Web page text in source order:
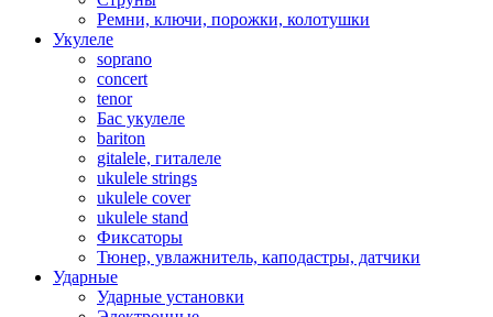
Ремни, ключи, порожки, колотушки
Укулеле
soprano
concert
tenor
Бас укулеле
bariton
gitalele, гиталеле
ukulele strings
ukulele cover
ukulele stand
Фиксаторы
Тюнер, увлажнитель, каподастры, датчики
Ударные
Ударные установки